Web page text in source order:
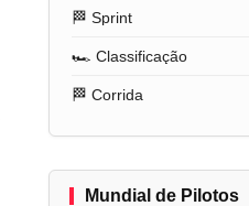
🏁 Sprint
🏎️ Classificação
🏁 Corrida
Mundial de Pilotos